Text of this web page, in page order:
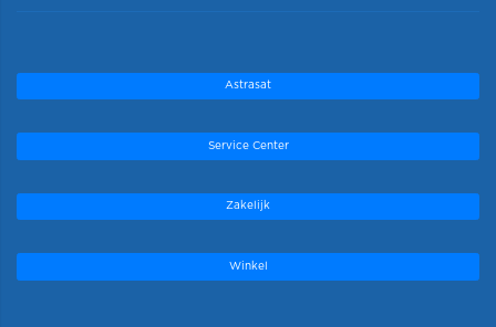
Astrasat
Service Center
Zakelijk
Winkel